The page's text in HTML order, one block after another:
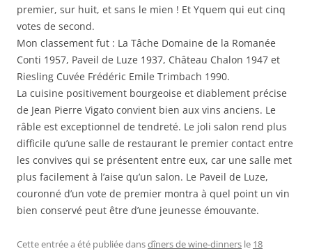
premier, sur huit, et sans le mien ! Et Yquem qui eut cinq
votes de second.
Mon classement fut : La Tâche Domaine de la Romanée
Conti 1957, Paveil de Luze 1937, Château Chalon 1947 et
Riesling Cuvée Frédéric Emile Trimbach 1990.
La cuisine positivement bourgeoise et diablement précise
de Jean Pierre Vigato convient bien aux vins anciens. Le
râble est exceptionnel de tendreté. Le joli salon rend plus
difficile qu’une salle de restaurant le premier contact entre
les convives qui se présentent entre eux, car une salle met
plus facilement à l’aise qu’un salon. Le Paveil de Luze,
couronné d’un vote de premier montra à quel point un vin
bien conservé peut être d’une jeunesse émouvante.
Cette entrée a été publiée dansdîners de wine-dinners le 18